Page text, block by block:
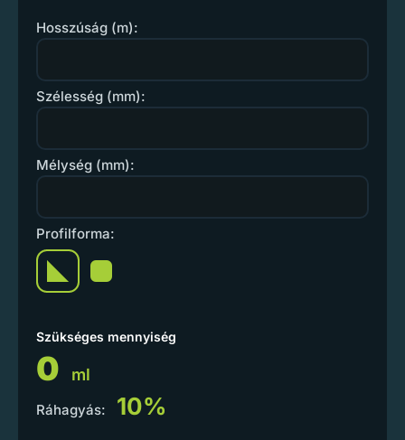
Hosszúság (m):
Szélesség (mm):
Mélység (mm):
Profilforma:
Szükséges mennyiség
0 ml
Ráhagyás: 10%